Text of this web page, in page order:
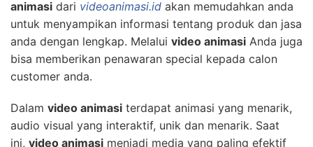
animasi dari videoanimasi.id akan memudahkan anda
untuk menyampikan informasi tentang produk dan jasa
anda dengan lengkap. Melalui video animasi Anda juga
bisa memberikan penawaran special kepada calon
customer anda.
Dalam video animasi terdapat animasi yang menarik,
audio visual yang interaktif, unik dan menarik. Saat
ini, video animasi menjadi media yang paling efektif